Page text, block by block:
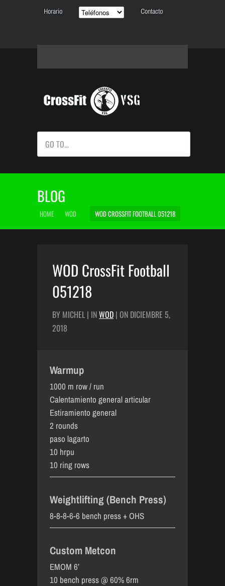
Horario Contacto
GO TO...
BLOG
HOME WOD WOD CROSSFIT FOOTBALL 051218
WOD CrossFit Football
051218
BY MICHEL | INWOD | ON DICIEMBRE 5,
2018
Warmup
1000 m row / run
Calentamiento general articular
Estiramiento general
2 rounds
paso lagarto
10 hrpu
10 ring rows
Weightlifting (Bench Press)
8-8-8-6-6 bench press + OHS
Custom Metcon
EMOM 6’
10 bench press @ 60% 6rm